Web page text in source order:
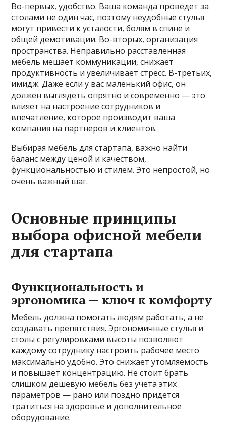
Во-первых, удобство. Ваша команда проведет за
столами не один час, поэтому неудобные стулья
могут привести к усталости, болям в спине и
общей демотивации. Во-вторых, организация
пространства. Неправильно расставленная
мебель мешает коммуникации, снижает
продуктивность и увеличивает стресс. В-третьих,
имидж. Даже если у вас маленький офис, он
должен выглядеть опрятно и современно — это
влияет на настроение сотрудников и
впечатление, которое производит ваша
компания на партнеров и клиентов.
Выбирая мебель для стартапа, важно найти
баланс между ценой и качеством,
функциональностью и стилем. Это непростой, но
очень важный шаг.
Основные принципы
выбора офисной мебели
для стартапа
Функциональность и
эргономика — ключ к комфорту
Мебель должна помогать людям работать, а не
создавать препятствия. Эргономичные стулья и
столы с регулировками высоты позволяют
каждому сотруднику настроить рабочее место
максимально удобно. Это снижает утомляемость
и повышает концентрацию. Не стоит брать
слишком дешевую мебель без учета этих
параметров — рано или поздно придется
тратиться на здоровье и дополнительное
оборудование.